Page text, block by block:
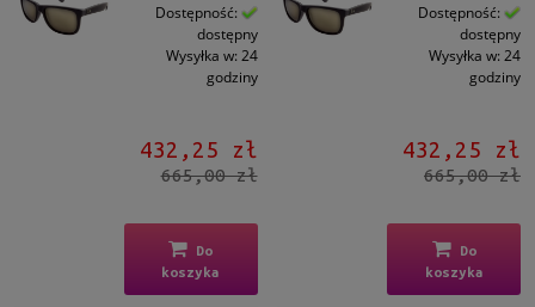
Dostępność:
dostępny
Wysyłka w: 24
godziny
432,25 zł
665,00 zł
Do
koszyka
Dostępność:
dostępny
Wysyłka w: 24
godziny
432,25 zł
665,00 zł
Do
koszyka